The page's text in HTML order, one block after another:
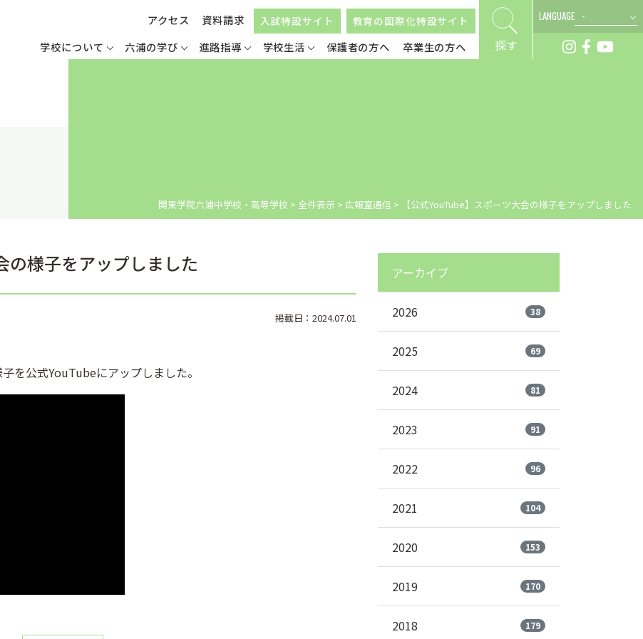
学校について 六浦の学び 進路指導 学校生活 保護者の方へ 卒業生の方へ
アクセス 資料請求 入試特設サイト 教育の国際化特設サイト
探す
LANGUAGE
関東学院六浦中学校・高等学校 > 全件表示 > 広報室通信 > 【公式YouTube】スポーツ大会の様子をアップしました
の様子をアップしました
掲載日：2024.07.01
を公式YouTubeにアップしました。
アーカイブ
2026 38
2025 69
2024 81
2023 91
2022 96
2021 104
2020 153
2019 170
2018 179